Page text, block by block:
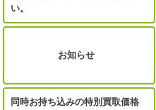
い。
お知らせ
同時お持ち込みの特別買取価格